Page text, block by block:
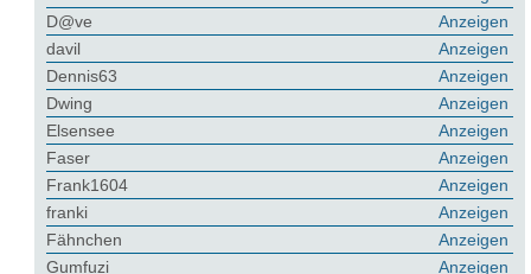
Anzeigen
D@ve
Anzeigen
davil
Anzeigen
Dennis63
Anzeigen
Dwing
Anzeigen
Elsensee
Anzeigen
Faser
Anzeigen
Frank1604
Anzeigen
franki
Anzeigen
Fähnchen
Anzeigen
Gumfuzi